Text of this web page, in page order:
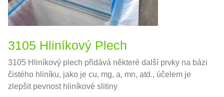
3105 Hliníkový Plech
3105 Hliníkový plech přidává některé další prvky na bázi
čistého hliníku, jako je cu, mg, a, mn, atd., účelem je
zlepšit pevnost hliníkové slitiny